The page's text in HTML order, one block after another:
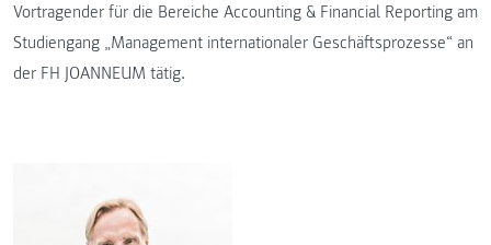
Vortragender für die Bereiche Accounting & Financial Reporting am
Studiengang „Management internationaler Geschäftsprozesse“ an
der FH JOANNEUM tätig.